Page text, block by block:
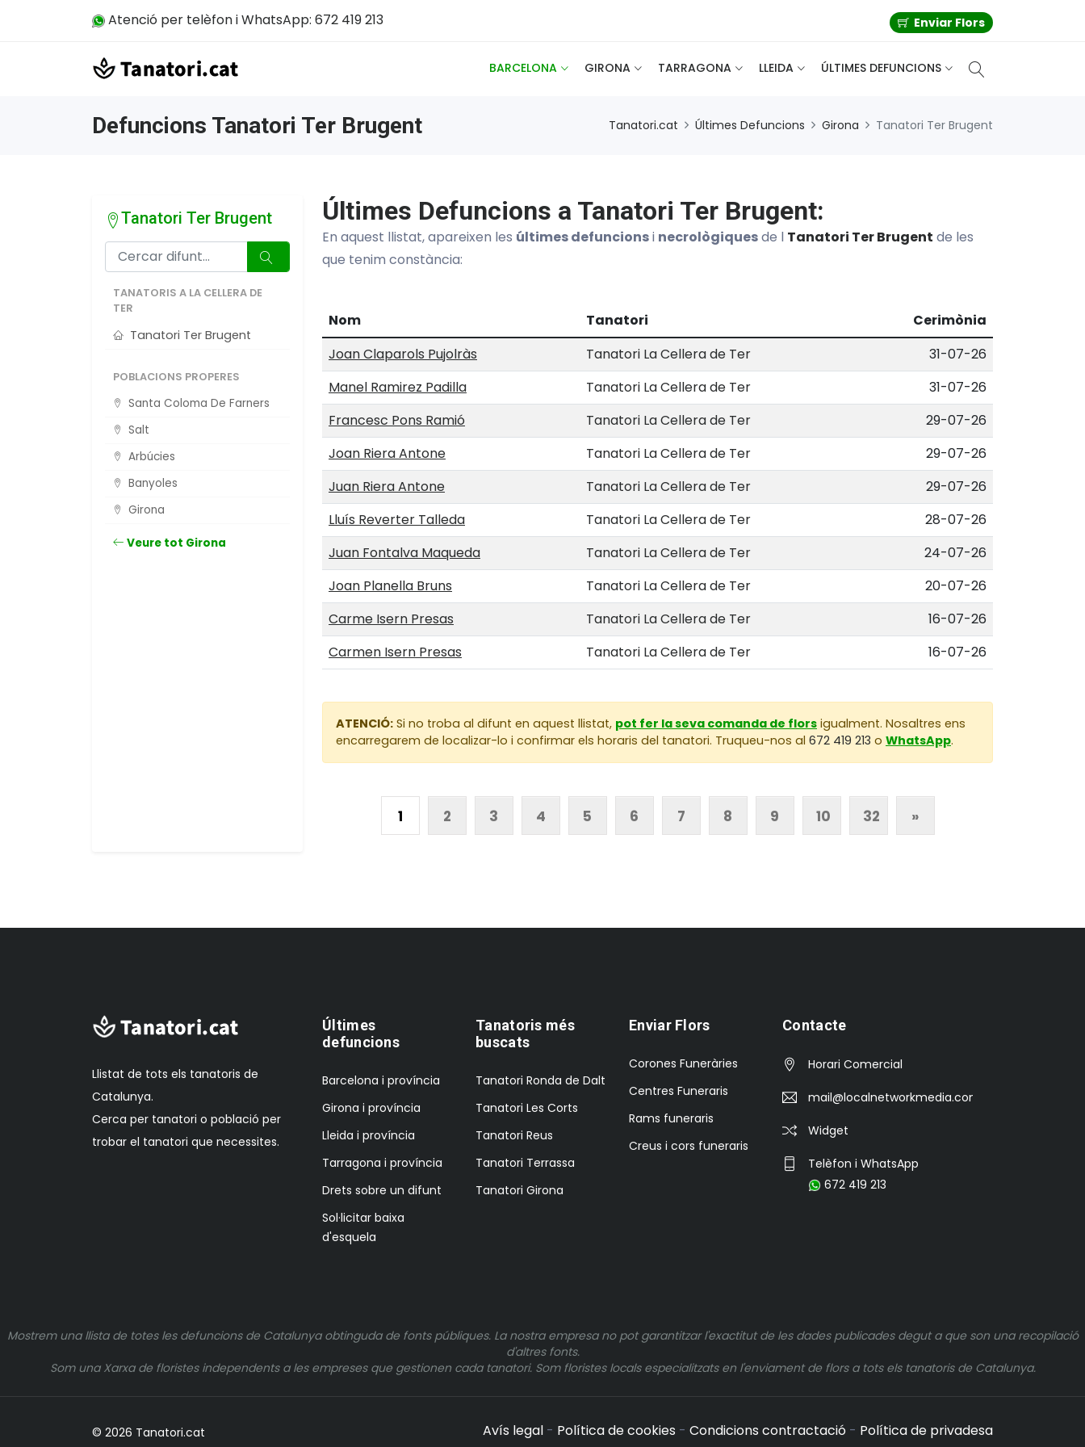
Atenció per telèfon i WhatsApp: 672 419 213 Enviar Flors
BARCELONA GIRONA TARRAGONA LLEIDA ÚLTIMES DEFUNCIONS
Defuncions Tanatori Ter Brugent Tanatori.cat Últimes Defuncions Girona Tanatori Ter Brugent
Tanatori Ter Brugent
TANATORIS A LA CELLERA DE
TER
Tanatori Ter Brugent
POBLACIONS PROPERES
Santa Coloma De Farners
Salt
Arbúcies
Banyoles
Girona
Veure tot Girona
Últimes Defuncions a Tanatori Ter Brugent:
En aquest llistat, apareixen les últimes defuncionsi necrològiquesde l Tanatori Ter Brugent de les
que tenim constància:
Nom Tanatori
Cerimònia
Joan Claparols Pujolràs
Tanatori La Cellera de Ter
31-07-26
Manel Ramirez Padilla
Tanatori La Cellera de Ter
31-07-26
Francesc Pons Ramió
Tanatori La Cellera de Ter
29-07-26
Joan Riera Antone
Tanatori La Cellera de Ter
29-07-26
Juan Riera Antone
Tanatori La Cellera de Ter
29-07-26
Lluís Reverter Talleda
Tanatori La Cellera de Ter
28-07-26
Juan Fontalva Maqueda
Tanatori La Cellera de Ter
24-07-26
Joan Planella Bruns
Tanatori La Cellera de Ter
20-07-26
Carme Isern Presas
Tanatori La Cellera de Ter
16-07-26
Carmen Isern Presas
Tanatori La Cellera de Ter 16-07-26
ATENCIÓ: Si no troba al difunt en aquest llistat, pot fer la seva comanda de flors igualment. Nosaltres ens
encarregarem de localizar-lo i confirmar els horaris del tanatori. Truqueu-nos al 672 419 213 o WhatsApp.
1 2 3 4 5 6 7 8 9 10 32 »
Llistat de tots els tanatoris de
Catalunya.
Cerca per tanatori o població per
trobar el tanatori que necessites.
Últimes
defuncions
Barcelona i província
Girona i província
Lleida i província
Tarragona i província
Drets sobre un difunt
Sol·licitar baixa
d'esquela
Tanatoris més
buscats
Tanatori Ronda de Dalt
Tanatori Les Corts
Tanatori Reus
Tanatori Terrassa
Tanatori Girona
Enviar Flors
Corones Funeràries
Centres Funeraris
Rams funeraris
Creus i cors funeraris
Contacte
Horari Comercial
mail@localnetworkmedia.com
Widget
Telèfon i WhatsApp
672 419 213
Mostrem una llista de totes les defuncions de Catalunya obtinguda de fonts públiques. La nostra empresa no pot garantitzar l'exactitut de les dades publicades degut a que son una recopilació
d'altres fonts.
Som una Xarxa de floristes independents a les empreses que gestionen cada tanatori. Som floristes locals especialitzats en l'enviament de flors a tots els tanatoris de Catalunya.
© 2026 Tanatori.cat Avís legal - Política de cookies - Condicions contractació - Política de privadesa